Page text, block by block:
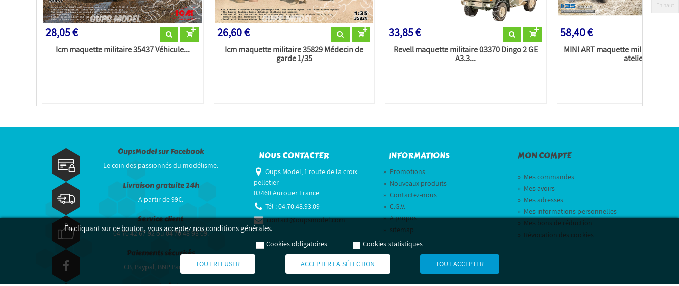
28,05 €
Icm maquette militaire 35437 Véhicule...
26,60 €
Icm maquette militaire 35829 Médecin de
garde 1/35
33,85 €
Revell maquette militaire 03370 Dingo 2 GE
A3.3...
58,40 €
MINI ART maquette militaire
atelier...
OupsModel sur Facebook
Le coin des passionnés du modélisme.
Livraison gratuite 24h
A partir de 99€.
Service client
04 70 42 67 92 ou 04 70 48 93 09.
Paiements sécurisés
CB, Paypal, BNP Paribas...
NOUS CONTACTER
Oups Model, 1 route de la croix
pelletier
03460 Aurouer France
Tél :04.70.48.93.09
contact@oupsmodel.com
INFORMATIONS
» Promotions
» Nouveaux produits
» Contactez-nous
» C.G.V.
»A propos
» sitemap
MON COMPTE
» Mes commandes
» Mes avoirs
» Mes adresses
» Mes informations personnelles
» Mes bons de réduction
» Révocation des cookies
En cliquant sur ce bouton, vous acceptez nos conditions générales.
Cookies obligatoires Cookies statistiques
TOUT REFUSER ACCEPTER LA SÉLECTION TOUT ACCEPTER
En haut